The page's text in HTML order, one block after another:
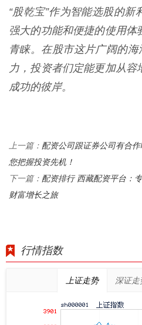
“股乾宝”作为智能选股的
强大的功能和便捷的使用
青睐。在股市这片广阔的海
力，投资者们定能更加从
成功的彼岸。
上一篇： 配资公司跟证券公司有合
您把握投资先机！
下一篇： 配资排行 西藏配资平台：
财富增长之旅
行情指数
上证走势 深证走